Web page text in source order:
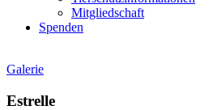
Mitgliedschaft
Spenden
Galerie
Estrelle